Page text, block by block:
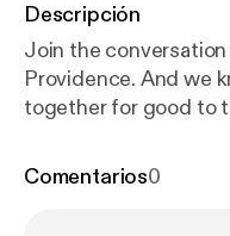
Descripción
Join the
Providence. And we know that all things work
together for good to
Comentarios0